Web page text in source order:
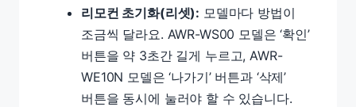
리모컨 초기화(리셋): 모델마다 방법이
조금씩 달라요. AWR-WS00 모델은 ‘확인’
버튼을 약 3초간 길게 누르고, AWR-
WE10N 모델은 ‘나가기’ 버튼과 ‘삭제’
버튼을 동시에 눌러야 할 수 있습니다.